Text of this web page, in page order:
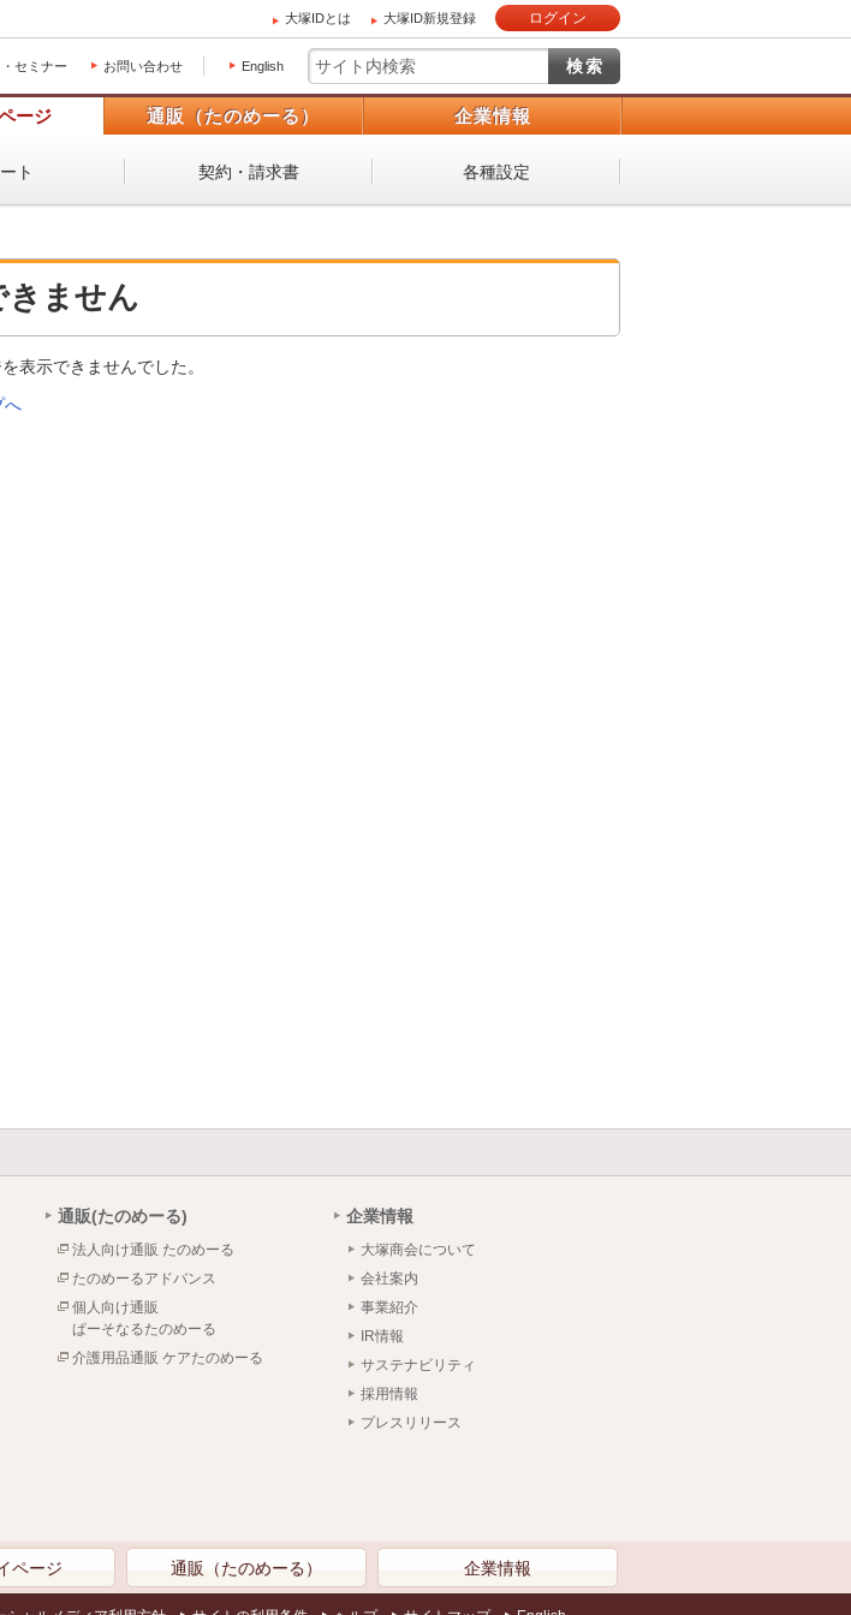
大塚IDとは 大塚ID新規登録 ログイン
セミナー お問い合わせ English
ージ 通販（たのめーる） 企業情報
ト 契約・請求書 各種設定
きません
表示できませんでした。
へ
通販(たのめーる)
法人向け通販 たのめーる
たのめーるアドバンス
個人向け通販
ぱーそなるたのめーる
介護用品通販 ケアたのめーる
企業情報
大塚商会について
会社案内
事業紹介
IR情報
サステナビリティ
採用情報
プレスリリース
ページ 通販（たのめーる） 企業情報